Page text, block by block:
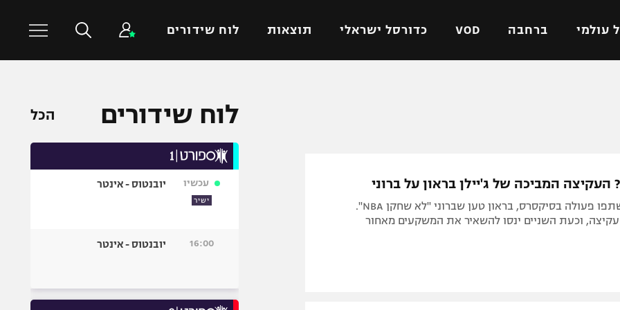
עולמי ברחבה VOD כדורסל ישראלי תוצאות לוח שידורים
ליגה ספרדית
הפועל חולון
כדורסל עולמי
כדורעף
היאבקות WWE
העקיצה המביכה של ג'יילן בראון על ברוני
עוד לפני שישתפו פעולה בסיקסרס, בראון טען שברוני "לא שחקן NBA".
עקיצה, וכעת השניים ינסו להשאיר את המשקעים מאחור
לוח שידורים הכל
עכשיו
ישיר
יובנטוס - אינטר
16:00 יובנטוס - אינטר